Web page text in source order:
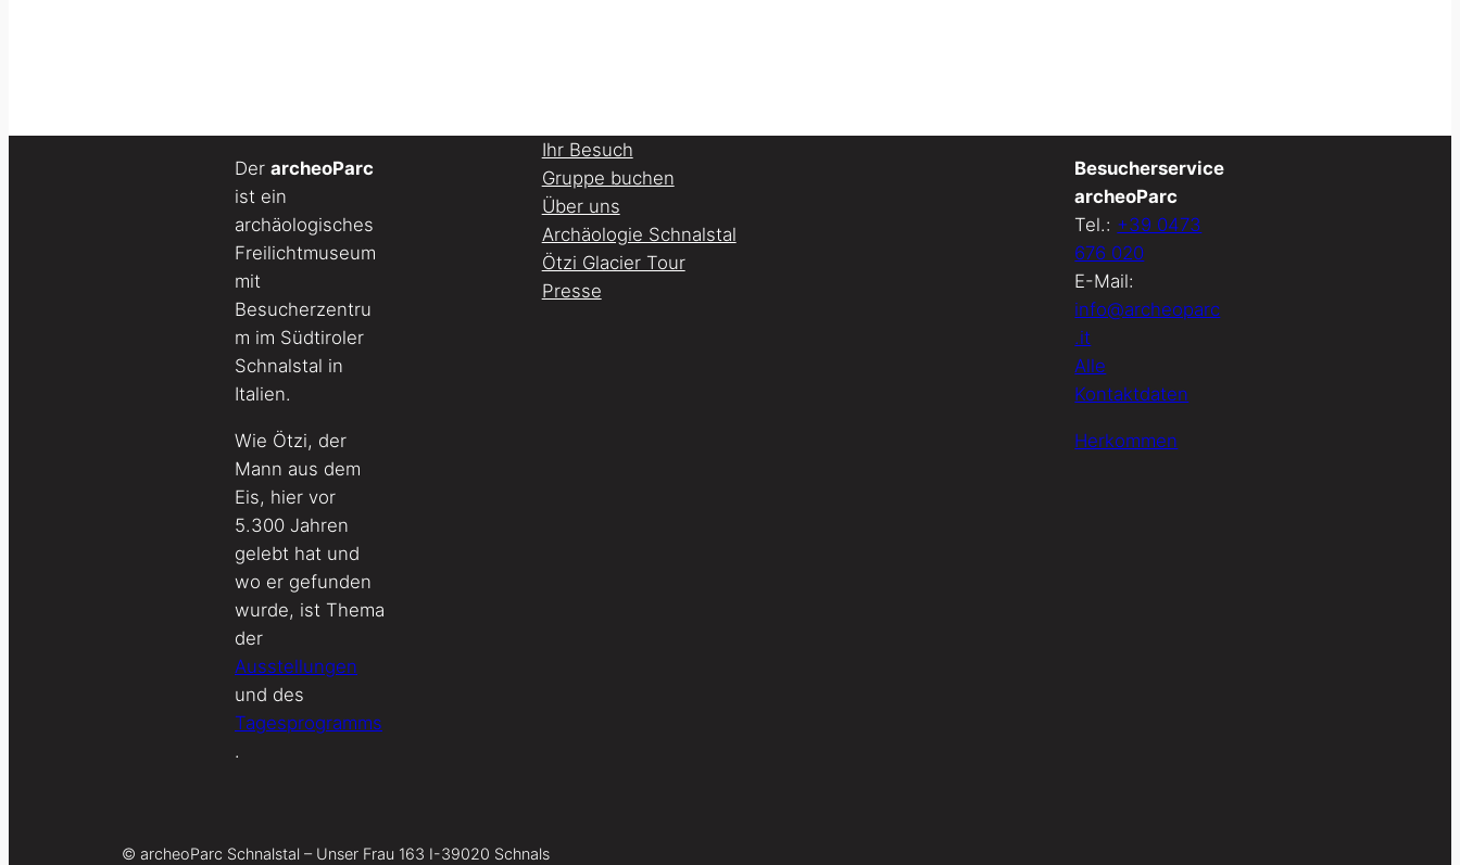
Der archeoParc
ist ein
archäologisches
Freilichtmuseum
mit
Besucherzentru
m im Südtiroler
Schnalstal in
Italien.
Wie Ötzi, der
Mann aus dem
Eis, hier vor
5.300 Jahren
gelebt hat und
wo er gefunden
wurde, ist Thema
der
Ausstellungen
und des
Tagesprogramms
.
Ihr Besuch
Gruppe buchen
Über uns
Archäologie Schnalstal
Ötzi Glacier Tour
Presse
Besucherservice
archeoParc
Tel.: +39 0473
676 020
E-Mail:
info@archeoparc
.it
Alle
Kontaktdaten
Herkommen
© archeoParc Schnalstal – Unser Frau 163 I-39020 Schnals